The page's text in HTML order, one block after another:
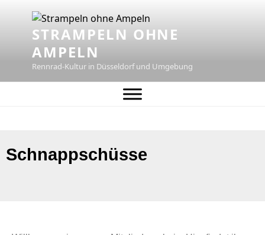
STRAMPELN OHNE
AMPELN
Rennrad-Kultur in Düsseldorf und Umgebung
Schnappschüsse